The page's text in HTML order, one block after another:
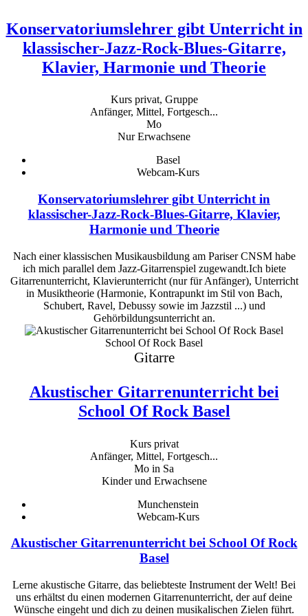
Konservatoriumslehrer gibt Unterricht in
klassischer-Jazz-Rock-Blues-Gitarre,
Klavier, Harmonie und Theorie
Kurs privat, Gruppe
Anfänger, Mittel, Fortgesch...
Mo
Nur Erwachsene
Basel
Webcam-Kurs
Konservatoriumslehrer gibt Unterricht in
klassischer-Jazz-Rock-Blues-Gitarre, Klavier,
Harmonie und Theorie
Nach einer klassischen Musikausbildung am Pariser CNSM habe
ich mich parallel dem Jazz-Gitarrenspiel zugewandt.Ich biete
Gitarrenunterricht, Klavierunterricht (nur für Anfänger), Unterricht
in Musiktheorie (Harmonie, Kontrapunkt im Stil von Bach,
Schubert, Ravel, Debussy sowie im Jazzstil ...) und
Gehörbildungsunterricht an.
School Of Rock Basel
Gitarre
Akustischer Gitarrenunterricht bei
School Of Rock Basel
Kurs privat
Anfänger, Mittel, Fortgesch...
Mo in Sa
Kinder und Erwachsene
Munchenstein
Webcam-Kurs
Akustischer Gitarrenunterricht bei School Of Rock
Basel
Lerne akustische Gitarre, das beliebteste Instrument der Welt! Bei
uns erhältst du einen modernen Gitarrenunterricht, der auf deine
Wünsche eingeht und dich zu deinen musikalischen Zielen führt.